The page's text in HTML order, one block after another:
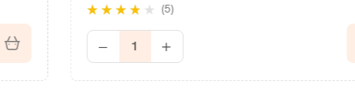
Rated
out of 5
(5)